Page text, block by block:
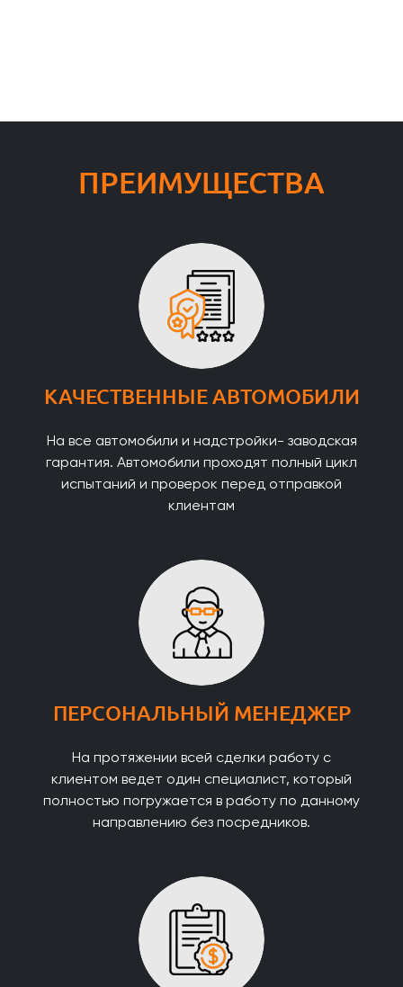
ПРЕИМУЩЕСТВА
КАЧЕСТВЕННЫЕ АВТОМОБИЛИ
На все автомобили и надстройки- заводская
гарантия. Автомобили проходят полный цикл
испытаний и проверок перед отправкой
клиентам
ПЕРСОНАЛЬНЫЙ МЕНЕДЖЕР
На протяжении всей сделки работу с
клиентом ведет один специалист, который
полностью погружается в работу по данному
направлению без посредников.